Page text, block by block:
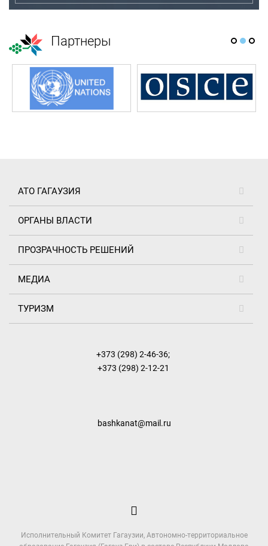
Партнеры
АТО ГАГАУЗИЯ
ОРГАНЫ ВЛАСТИ
ПРОЗРАЧНОСТЬ РЕШЕНИЙ
МЕДИА
ТУРИЗМ
+373 (298) 2-46-36;
+373 (298) 2-12-21
bashkanat@mail.ru
Исполнительный Комитет Гагаузии, Автономно-территориальное